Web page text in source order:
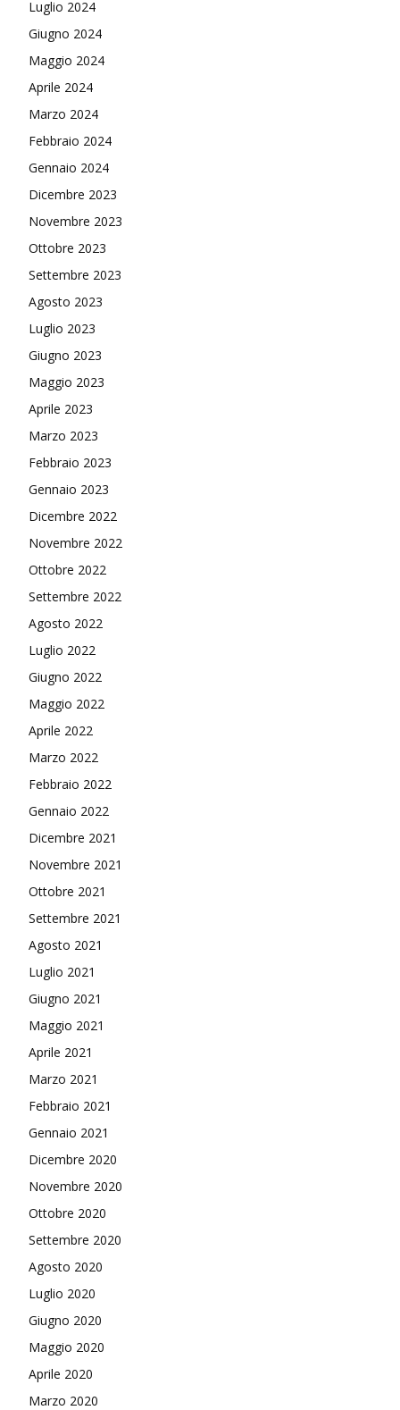
Luglio 2024
Giugno 2024
Maggio 2024
Aprile 2024
Marzo 2024
Febbraio 2024
Gennaio 2024
Dicembre 2023
Novembre 2023
Ottobre 2023
Settembre 2023
Agosto 2023
Luglio 2023
Giugno 2023
Maggio 2023
Aprile 2023
Marzo 2023
Febbraio 2023
Gennaio 2023
Dicembre 2022
Novembre 2022
Ottobre 2022
Settembre 2022
Agosto 2022
Luglio 2022
Giugno 2022
Maggio 2022
Aprile 2022
Marzo 2022
Febbraio 2022
Gennaio 2022
Dicembre 2021
Novembre 2021
Ottobre 2021
Settembre 2021
Agosto 2021
Luglio 2021
Giugno 2021
Maggio 2021
Aprile 2021
Marzo 2021
Febbraio 2021
Gennaio 2021
Dicembre 2020
Novembre 2020
Ottobre 2020
Settembre 2020
Agosto 2020
Luglio 2020
Giugno 2020
Maggio 2020
Aprile 2020
Marzo 2020